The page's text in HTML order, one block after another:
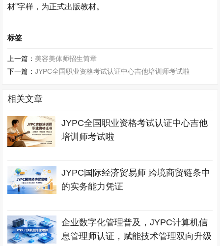
材”字样，为正式出版教材。
标签
上一篇： 美容美体师招生简章
下一篇：JYPC全国职业资格考试认证中心吉他培训师考试啦
相关文章
JYPC全国职业资格考试认证中心吉他
培训师考试啦
JYPC国际经济贸易师 跨境商贸链条中
的实务能力凭证
企业数字化管理普及，JYPC计算机信
息管理师认证，赋能技术管理双向升级